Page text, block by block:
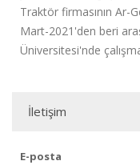
Traktör firmasının Ar-
Mart-2021'den beri
Üniversitesi'nde
İletişim
E-posta